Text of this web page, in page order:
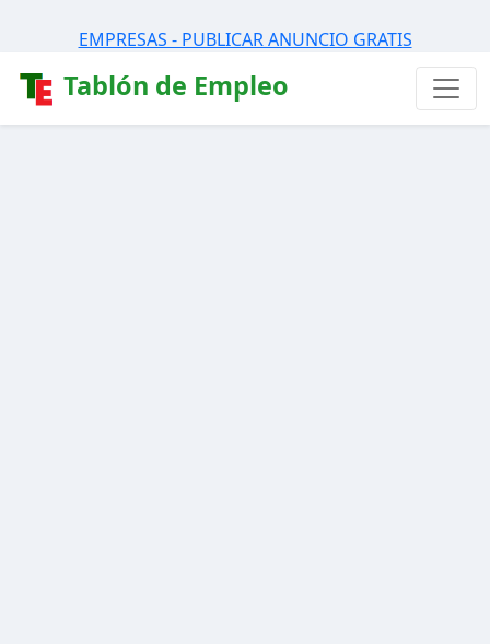
EMPRESAS - PUBLICAR ANUNCIO GRATIS
Tablón de Empleo